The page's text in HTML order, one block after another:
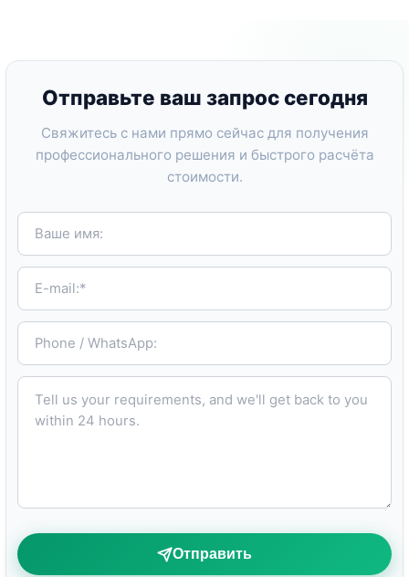
Отправьте ваш запрос сегодня
Свяжитесь с нами прямо сейчас для получения
профессионального решения и быстрого расчёта
стоимости.
Ваше имя:
E-mail:*
Phone / WhatsApp:
Tell us your requirements, and we'll get back to you within 24 hours.
Отправить